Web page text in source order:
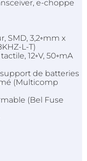
, e-choppe
SMD, 3,2◦mm x
L-T)
12◦V, 50◦mA
de batteries
(Multicomp
(Bel Fuse